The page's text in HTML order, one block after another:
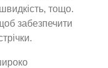
тощо.
забезпечити